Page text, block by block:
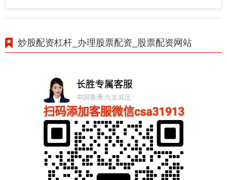
炒股配资杠杆_办理股票配资_股票配资网站